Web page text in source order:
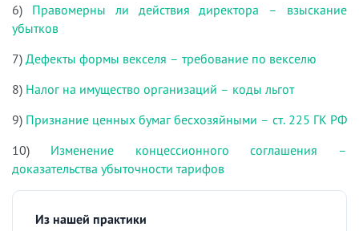
6) Правомерны ли действия директора – взыскание
убытков
7) Дефекты формы векселя – требование по векселю
8) Налог на имущество организаций – коды льгот
9) Признание ценных бумаг бесхозяйными – ст. 225 ГК РФ
10) Изменение концессионного соглашения –
доказательства убыточности тарифов
Из нашей практики